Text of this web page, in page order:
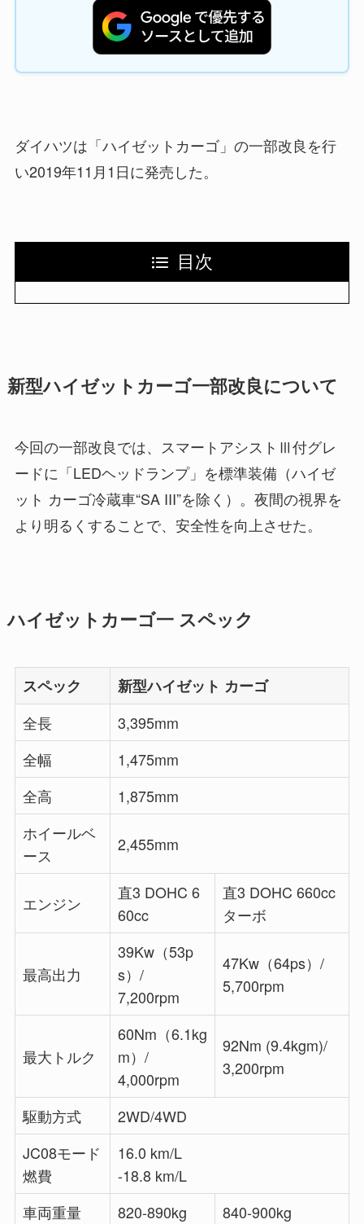
ダイハツは「ハイゼットカーゴ」の一部改良を行
い2019年11月1日に発売した。
目次
新型ハイゼットカーゴ一部改良について
今回の一部改良では、スマートアシストⅢ付グレ
ードに「LEDヘッドランプ」を標準装備（ハイゼ
ット カーゴ冷蔵車“SA III”を除く）。夜間の視界を
より明るくすることで、安全性を向上させた。
ハイゼットカーゴ一 スペック
スペック
新型ハイゼット カーゴ
全長
3,395mm
全幅
1,475mm
全高
1,875mm
ホイールベ
ース
2,455mm
エンジン
直3 DOHC 6
60cc
直3 DOHC 660cc
ターボ
最高出力
39Kw（53p
s）/
7,200rpm
47Kw（64ps）/
5,700rpm
最大トルク
60Nm（6.1kg
m）/
4,000rpm
92Nm (9.4kgm)/
3,200rpm
駆動方式
2WD/4WD
JC08モード
燃費
16.0 km/L
-18.8 km/L
車両重量
820-890kg 840-900kg